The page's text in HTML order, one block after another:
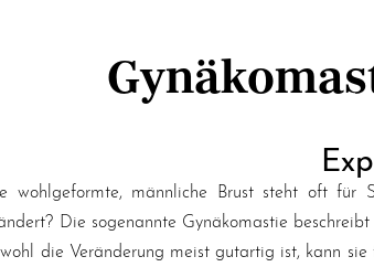
wohlgeformte, männliche Brust steht oft für
Die sogenannte Gynäkomastie
die Veränderung meist gutartig ist, kann sie